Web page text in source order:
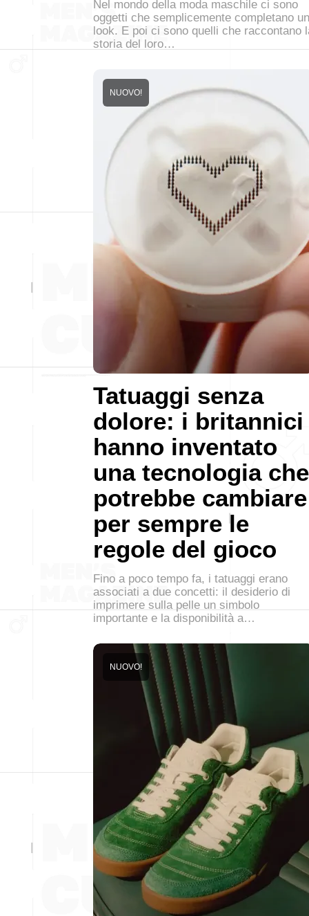
Nel mondo della moda maschile ci sono
oggetti che semplicemente completano un
look. E poi ci sono quelli che raccontano
storia del loro…
Tatuaggi senza
dolore: i britannici
hanno inventato
una tecnologia che
potrebbe cambiare
per sempre le
regole del gioco
NUOVO!
Fino a poco tempo fa, i tatuaggi erano
associati a due concetti: il desiderio di
imprimere sulla pelle un simbolo
importante e la disponibilità a…
NUOVO!